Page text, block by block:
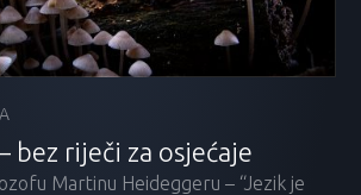
bez riječi za osjećaje
Martinu Heideggeru – “Jezik je